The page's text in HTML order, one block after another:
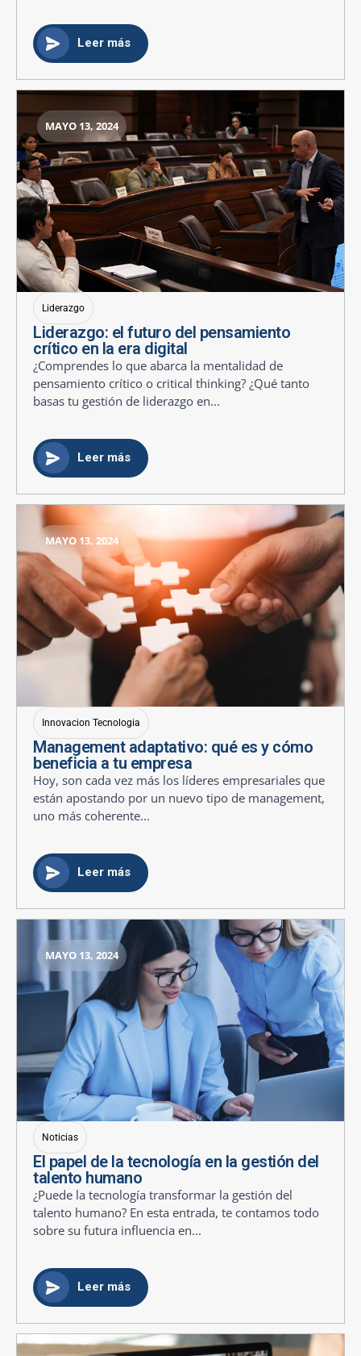
Leer más
MAYO 13, 2024
Liderazgo
Liderazgo: el futuro del pensamiento
crítico en la era digital
¿Comprendes lo que abarca la mentalidad de
pensamiento crítico o critical thinking? ¿Qué tanto
basas tu gestión de liderazgo en...
Leer más
MAYO 13, 2024
Innovacion Tecnologia
Management adaptativo: qué es y cómo
beneficia a tu empresa
Hoy, son cada vez más los líderes empresariales que
están apostando por un nuevo tipo de management,
uno más coherente...
Leer más
MAYO 13, 2024
Noticias
El papel de la tecnología en la gestión del
talento humano
¿Puede la tecnología transformar la gestión del
talento humano? En esta entrada, te contamos todo
sobre su futura influencia en...
Leer más